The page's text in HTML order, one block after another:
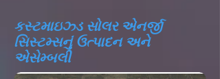
કસ્ટમાઇઝ્ડ સોલર એનર્જી
સિસ્ટમ્સનું ઉત્પાદન અને
એસેમ્બલી